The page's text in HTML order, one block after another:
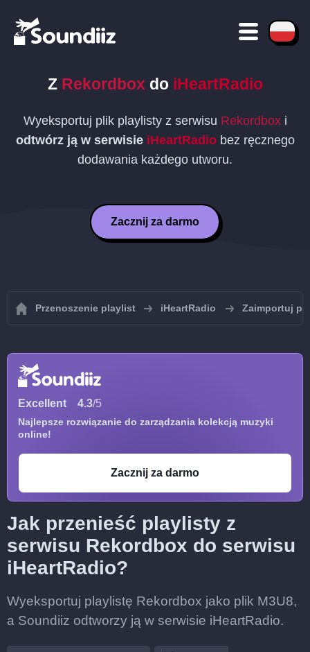
Z Rekordbox do iHeartRadio
Wyeksportuj plik playlisty z serwisu Rekordboxi
odtwórz ją w serwisie iHeartRadiobez ręcznego
dodawania każdego utworu.
Zacznij za darmo
Przenoszenie playlist iHeartRadio Zaimportuj
Excellent 4.3/5
Najlepsze rozwiązanie do zarządzania kolekcją muzyki
online!
Zacznij za darmo
Jak przenieść playlisty z
serwisu Rekordbox do serwisu
iHeartRadio?
Wyeksportuj playlistę Rekordbox jako plik M3U8,
a Soundiiz odtworzy ją w serwisie iHeartRadio.